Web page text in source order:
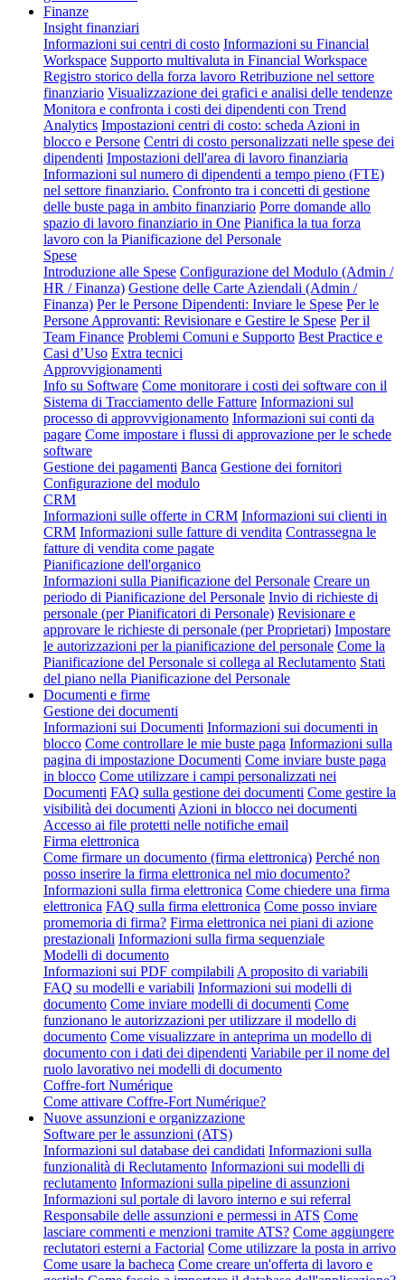
Finanze
Insight finanziari
Informazioni sui centri di costo Informazioni su Financial
Workspace Supporto multivaluta in Financial Workspace
Registro storico della forza lavoro Retribuzione nel settore
finanziario Visualizzazione dei grafici e analisi delle tendenze
Monitora e confronta i costi dei dipendenti con Trend
Analytics Impostazioni centri di costo: scheda Azioni in
blocco e Persone Centri di costo personalizzati nelle spese dei
dipendenti Impostazioni dell'area di lavoro finanziaria
Informazioni sul numero di dipendenti a tempo pieno (FTE)
nel settore finanziario. Confronto tra i concetti di gestione
delle buste paga in ambito finanziario Porre domande allo
spazio di lavoro finanziario in One Pianifica la tua forza
lavoro con la Pianificazione del Personale
Spese
Introduzione alle Spese Configurazione del Modulo (Admin /
HR / Finanza) Gestione delle Carte Aziendali (Admin /
Finanza) Per le Persone Dipendenti: Inviare le Spese Per le
Persone Approvanti: Revisionare e Gestire le Spese Per il
Team Finance Problemi Comuni e Supporto Best Practice e
Casi d’Uso Extra tecnici
Approvvigionamenti
Info su Software Come monitorare i costi dei software con il
Sistema di Tracciamento delle Fatture Informazioni sul
processo di approvvigionamento Informazioni sui conti da
pagare Come impostare i flussi di approvazione per le schede
software
Gestione dei pagamenti Banca Gestione dei fornitori
Configurazione del modulo
CRM
Informazioni sulle offerte in CRM Informazioni sui clienti in
CRM Informazioni sulle fatture di vendita Contrassegna le
fatture di vendita come pagate
Pianificazione dell'organico
Informazioni sulla Pianificazione del Personale Creare un
periodo di Pianificazione del Personale Invio di richieste di
personale (per Pianificatori di Personale) Revisionare e
approvare le richieste di personale (per Proprietari) Impostare
le autorizzazioni per la pianificazione del personale Come la
Pianificazione del Personale si collega al Reclutamento Stati
del piano nella Pianificazione del Personale
Documenti e firme
Gestione dei documenti
Informazioni sui Documenti Informazioni sui documenti in
blocco Come controllare le mie buste paga Informazioni sulla
pagina di impostazione Documenti Come inviare buste paga
in blocco Come utilizzare i campi personalizzati nei
Documenti FAQ sulla gestione dei documenti Come gestire la
visibilità dei documenti Azioni in blocco nei documenti
Accesso ai file protetti nelle notifiche email
Firma elettronica
Come firmare un documento (firma elettronica) Perché non
posso inserire la firma elettronica nel mio documento?
Informazioni sulla firma elettronica Come chiedere una firma
elettronica FAQ sulla firma elettronica Come posso inviare
promemoria di firma? Firma elettronica nei piani di azione
prestazionali Informazioni sulla firma sequenziale
Modelli di documento
Informazioni sui PDF compilabili A proposito di variabili
FAQ su modelli e variabili Informazioni sui modelli di
documento Come inviare modelli di documenti Come
funzionano le autorizzazioni per utilizzare il modello di
documento Come visualizzare in anteprima un modello di
documento con i dati dei dipendenti Variabile per il nome del
ruolo lavorativo nei modelli di documento
Coffre-fort Numérique
Come attivare Coffre-Fort Numérique?
Nuove assunzioni e organizzazione
Software per le assunzioni (ATS)
Informazioni sul database dei candidati Informazioni sulla
funzionalità di Reclutamento Informazioni sui modelli di
reclutamento Informazioni sulla pipeline di assunzioni
Informazioni sul portale di lavoro interno e sui referral
Responsabile delle assunzioni e permessi in ATS Come
lasciare commenti e menzioni tramite ATS? Come aggiungere
reclutatori esterni a Factorial Come utilizzare la posta in arrivo
Come usare la bacheca Come creare un'offerta di lavoro e